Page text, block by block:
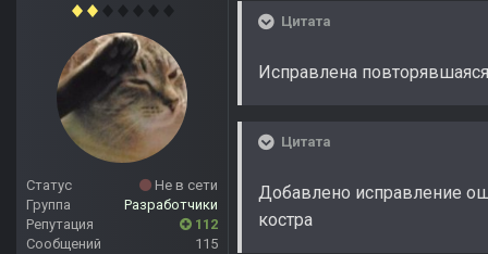
Статус
Не в сети
Группа
Разработчики
Репутация
112
Сообщений
115
Цитата
Исправлена
Цитата
Добавлено исправление
костра